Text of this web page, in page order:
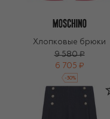
Хлопковые брюки
9 580 ₽
6 705 ₽
-30%